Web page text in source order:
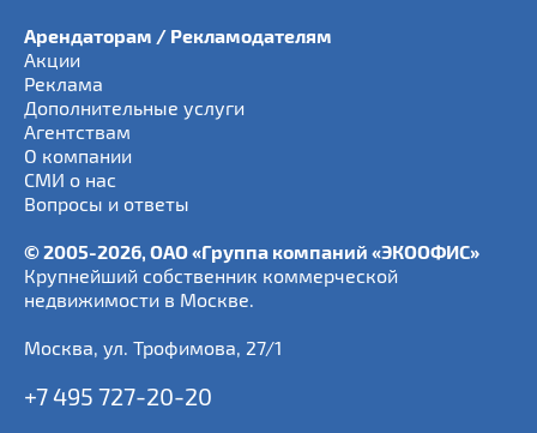
Арендаторам / Рекламодателям
Акции
Реклама
Дополнительные услуги
Агентствам
О компании
СМИ о нас
Вопросы и ответы
© 2005-2026, ОАО «Группа компаний «ЭКООФИС»
Крупнейший собственник коммерческой
недвижимости в Москве.
Москва, ул. Трофимова, 27/1
+7 495 727-20-20